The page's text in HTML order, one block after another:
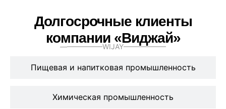
Долгосрочные клиенты
компании «Виджай»
——————WIJAY——————
Пищевая и напитковая промышленность
Химическая промышленность